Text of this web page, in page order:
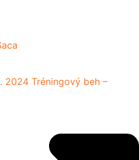
2024 Tréningový beh –